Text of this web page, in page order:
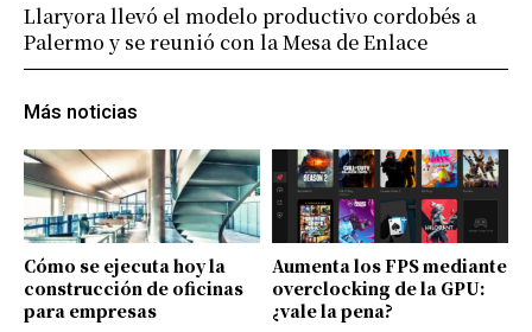
Más noticias
Cómo se ejecuta hoy la
construcción de oficinas
para empresas
Aumenta los FPS mediante
overclocking de la GPU:
¿vale la pena?
Llaryora llevó el modelo productivo cordobés a
Palermo y se reunió con la Mesa de Enlace